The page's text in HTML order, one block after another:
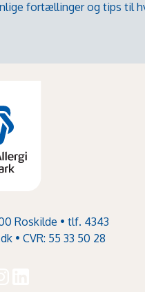
fortællinger og tips til
Roskilde • tlf. 4343
• CVR: 55 33 50 28